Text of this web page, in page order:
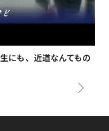
にも、近道なんてもの